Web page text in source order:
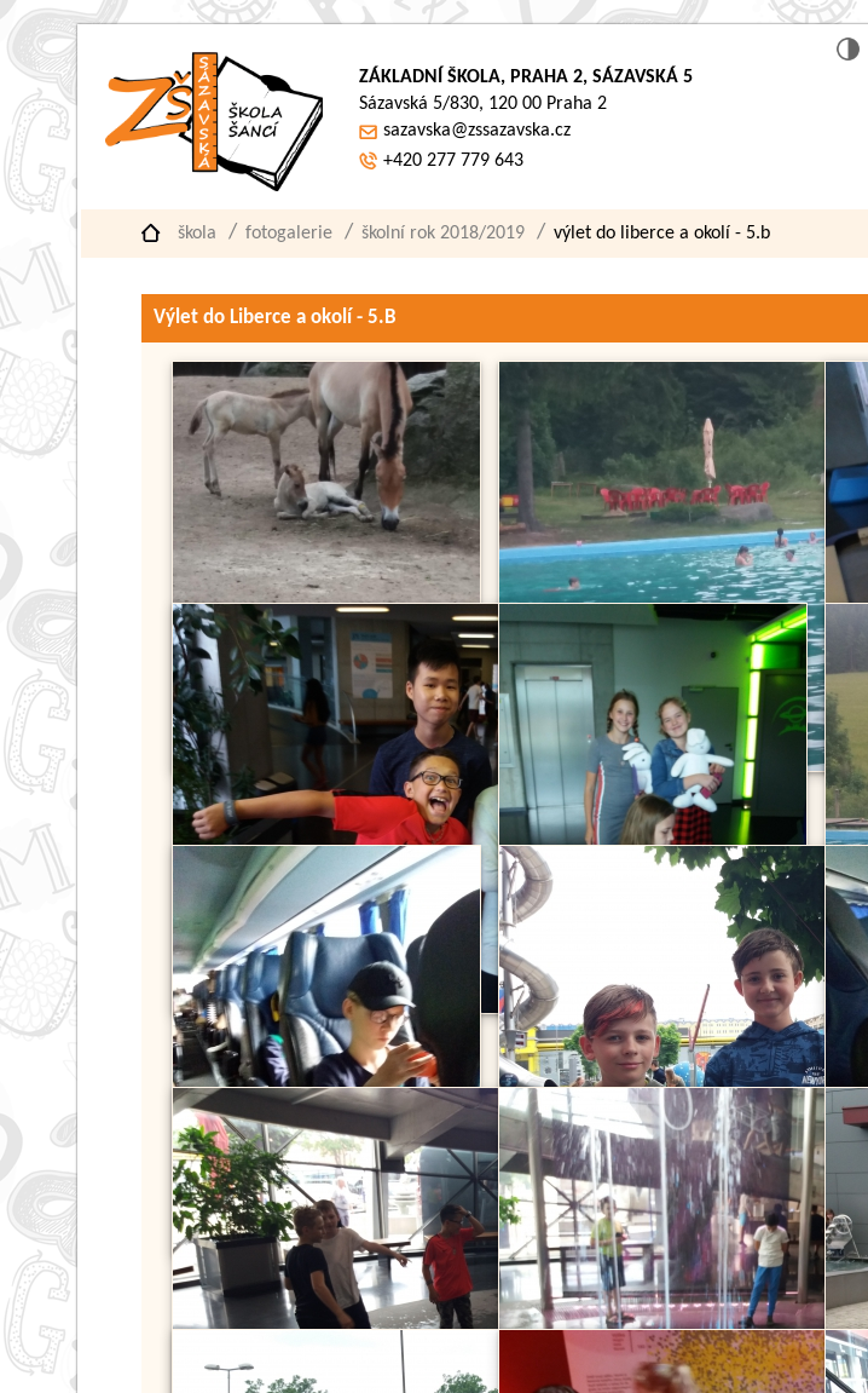
ZÁKLADNÍ ŠKOLA, PRAHA 2, SÁZAVSKÁ 5
Sázavská 5/830, 120 00 Praha 2
sazavska@zssazavska.cz
+420 277 779 643
škola fotogalerie školní rok 2018/2019 výlet do liberce a okolí - 5.b
Výlet do Liberce a okolí - 5.B